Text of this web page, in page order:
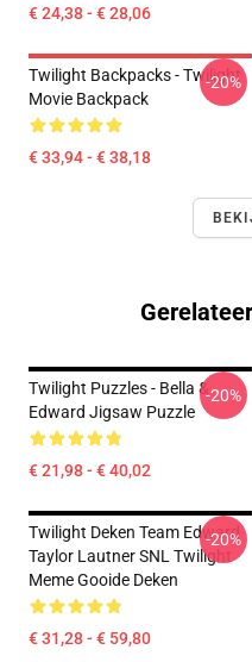
€ 24,38 - € 28,06
Twilight Backpacks - Twilight
Movie Backpack
€ 33,94 - € 38,18
-20%
Twilight Puzzles - Bella &
Edward Jigsaw Puzzle
€ 21,98 - € 40,02
-20%
Twilight Deken Team Edward
Taylor Lautner SNL Twilight
Meme Gooide Deken
€ 31,28 - € 59,80
-20%